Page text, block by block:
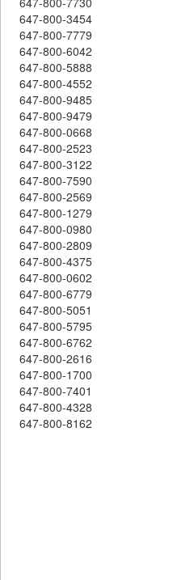
647-800-3454
647-800-7779
647-800-6042
647-800-5888
647-800-4552
647-800-9485
647-800-9479
647-800-0668
647-800-2523
647-800-3122
647-800-7590
647-800-2569
647-800-1279
647-800-0980
647-800-2809
647-800-4375
647-800-0602
647-800-6779
647-800-5051
647-800-5795
647-800-6762
647-800-2616
647-800-1700
647-800-7401
647-800-4328
647-800-8162